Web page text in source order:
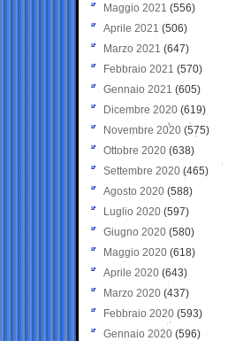
Maggio 2021 (556)
Aprile 2021 (506)
Marzo 2021 (647)
Febbraio 2021 (570)
Gennaio 2021 (605)
Dicembre 2020 (619)
Novembre 2020 (575)
Ottobre 2020 (638)
Settembre 2020(465)
Agosto 2020 (588)
Luglio 2020 (597)
Giugno 2020 (580)
Maggio 2020 (618)
Aprile 2020 (643)
Marzo 2020 (437)
Febbraio 2020 (593)
Gennaio 2020 (596)